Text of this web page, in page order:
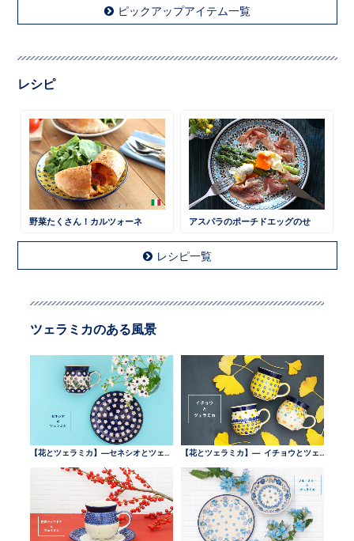
ピックアップアイテム一覧
レシピ
野菜たくさん！カルツォーネ アスパラのポーチドエッグのせ
レシピ一覧
ツェラミカのある風景